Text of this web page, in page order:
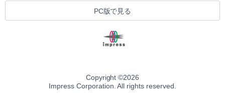
PC版で見る
Copyright ©2026
Impress Corporation. All rights reserved.